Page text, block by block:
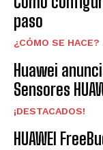
paso
¿CÓMO SE HACE?
Huawei
Sensores
¡DESTACADOS!
HUAWEI